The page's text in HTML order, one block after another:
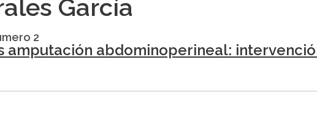
García
2
amputación abdominoperineal: